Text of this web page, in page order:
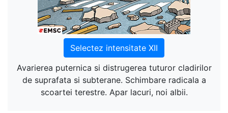
Selectez intensitate XII
Avarierea puternica si distrugerea tuturor cladirilor
de suprafata si subterane. Schimbare radicala a
scoartei terestre. Apar lacuri, noi albii.